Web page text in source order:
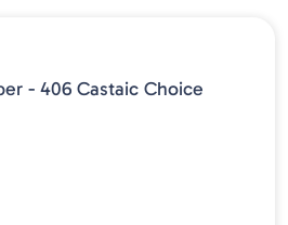
- 406 Castaic Choice